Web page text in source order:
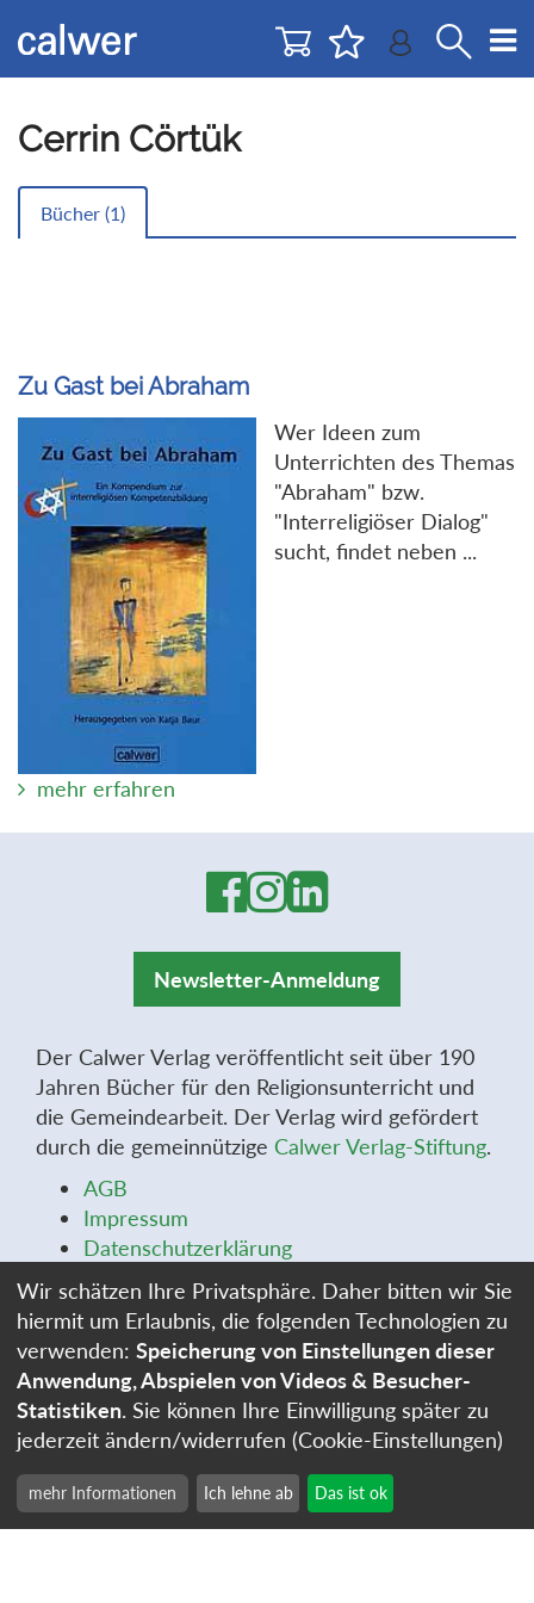
zur
Navigation
zum
Inhalt
Cerrin Cörtük
Bücher (1)
Zu Gast bei Abraham
Wer Ideen zum
Unterrichten des Themas
"Abraham" bzw.
"Interreligiöser Dialog"
sucht, findet neben ...
mehr erfahren
Newsletter-Anmeldung
Der Calwer Verlag veröffentlicht seit über 190
Jahren Bücher für den Religionsunterricht und
die Gemeindearbeit. Der Verlag wird gefördert
durch die gemeinnützige Calwer Verlag-Stiftung.
AGB
Impressum
Datenschutzerklärung
Widerrufsbelehrung
Widerrufsformular
Stellenangebote
Cookie-Einstellungen
Wir schätzen Ihre Privatsphäre. Daher bitten wir Sie
hiermit um Erlaubnis, die folgenden Technologien zu
verwenden: Speicherung von Einstellungen dieser
Anwendung, Abspielen von Videos & Besucher-
Statistiken. Sie können Ihre Einwilligung später zu
jederzeit ändern/widerrufen (Cookie-Einstellungen)
mehr Informationen Ich lehne ab Das ist ok